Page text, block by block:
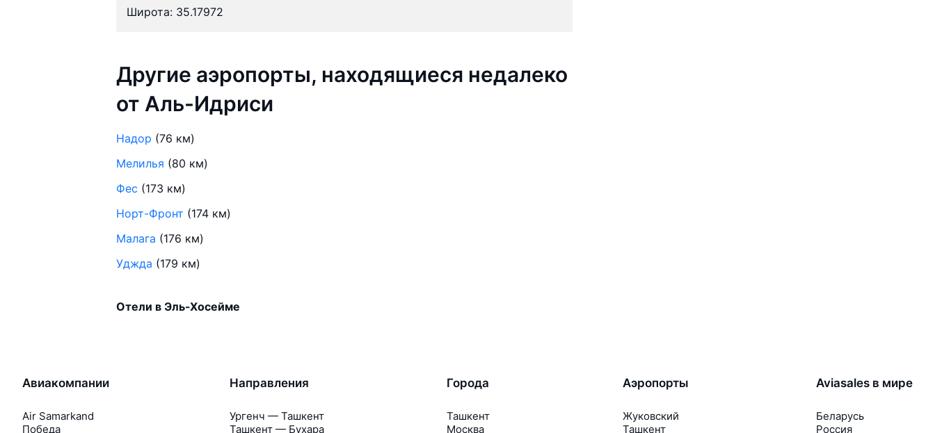
Широта: 35.17972
Другие аэропорты, находящиеся недалеко
от Аль-Идриси
Надор (76 км)
Мелилья (80 км)
Фес (173 км)
Норт-Фронт (174 км)
Малага (176 км)
Уджда (179 км)
Отели в Эль-Хосейме
Авиакомпании
Air Samarkand
Победа
Направления
Ургенч — Ташкент
Ташкент — Бухара
Города
Ташкент
Москва
Аэропорты
Жуковский
Ташкент
Aviasales в мире
Беларусь
Россия